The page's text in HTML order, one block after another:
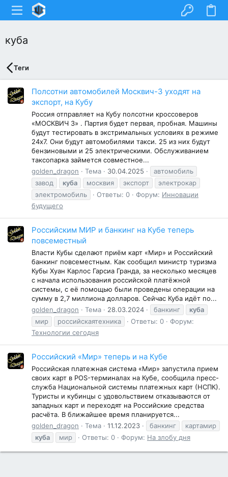
куба
Теги
Полсотни автомобилей Москвич-3 уходят на
экспорт, на Кубу
Россия отправляет на Кубу полсотни кроссоверов
«МОСКВИЧ 3» . Партия будет первая, пробная. Машины
будут тестировать в экстримальных условиях в режиме
24х7. Они будут автомобилями такси. 25 из них будут
бензиновыми и 25 электрическими. Обслуживанием
таксопарка займется совместное...
golden_dragon
Тема 30.04.2025
автомобиль
завод
куба москвия экспорт
электрокар
электромобиль
Ответы: 0 Форум: Инновации
будущего
Российским МИР и банкинг на Кубе теперь
повсеместный
Власти Кубы сделают приём карт «Мир» и Российский
банкинг повсеместным. Как сообщил министр туризма
Кубы Хуан Карлос Гарсиа Гранда, за несколько месяцев
с начала использования российской платёжной
системы, с её помощью были проведены операции на
сумму в 2,7 миллиона долларов. Сейчас Куба идëт по...
golden_dragon
Тема 28.03.2024 банкинг
куба
мир
российскаятехника Ответы: 0
Форум:
Технологии сегодня
Российский «Мир» теперь и на Кубе
Российская платежная система «Мир» запустила прием
своих карт в POS-терминалах на Кубе, сообщила пресс-
служба Национальной системы платежных карт (НСПК).
Туристы и кубинцы с удовольствием отказываются от
западных карт и переходят на Российские средства
расчёта. В ближайшее время планируется...
golden_dragon
Тема 11.12.2023 банкинг
картамир
куба
мир Ответы: 0 Форум: На злобу дня